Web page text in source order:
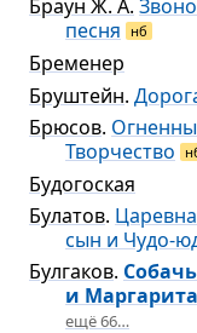
Браун Ж. А.
песня
нб
Бременер
Бруштейн.
Брюсов.
Творчество
Будогоская
Булатов.
сын и Чудо-
Булгаков.
и Маргарита
ещё 66…